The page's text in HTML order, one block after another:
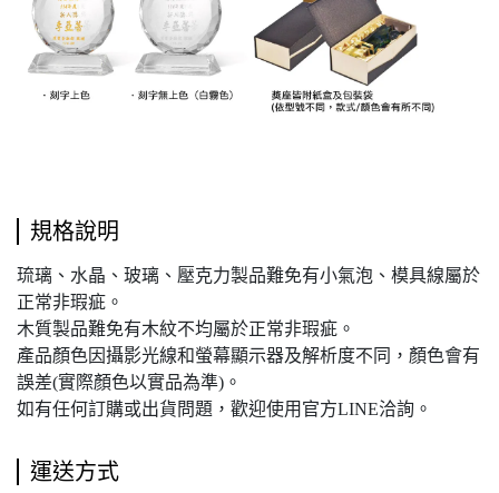
規格說明
琉璃、水晶、玻璃、壓克力製品難免有小氣泡、模具線屬於
正常非瑕疵。
木質製品難免有木紋不均屬於正常非瑕疵。
產品顏色因攝影光線和螢幕顯示器及解析度不同，顏色會有
誤差(實際顏色以實品為準)。
如有任何訂購或出貨問題，歡迎使用官方LINE洽詢。
運送方式